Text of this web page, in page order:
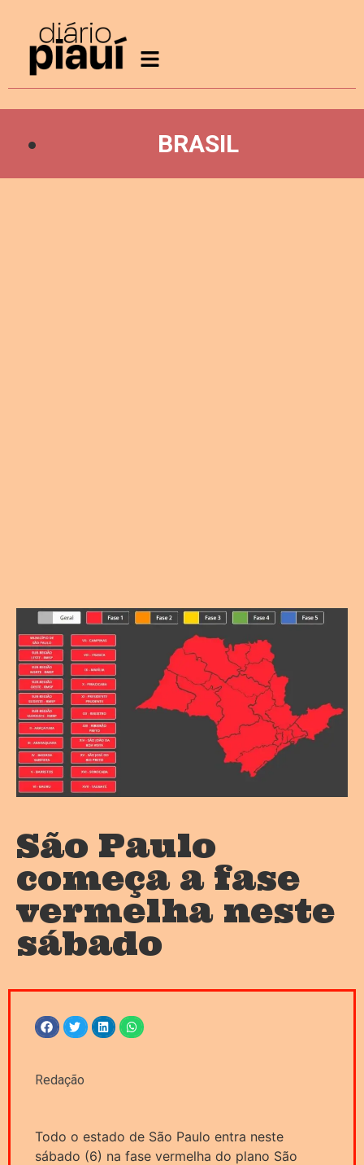
BRASIL
São Paulo
começa a fase
vermelha neste
sábado
Redação
Todo o estado de São Paulo entra neste
sábado (6) na fase vermelha do plano São